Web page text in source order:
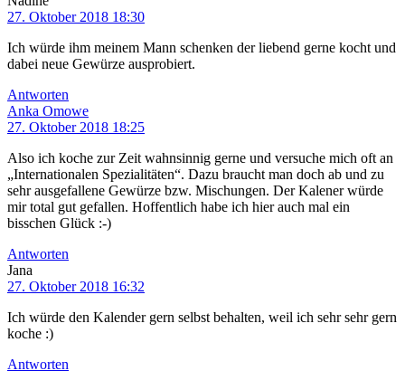
27. Oktober 2018 18:30
Ich würde ihm meinem Mann schenken der liebend gerne kocht und
dabei neue Gewürze ausprobiert.
Antworten
Anka Omowe
27. Oktober 2018 18:25
Also ich koche zur Zeit wahnsinnig gerne und versuche mich oft an
„Internationalen Spezialitäten“. Dazu braucht man doch ab und zu
sehr ausgefallene Gewürze bzw. Mischungen. Der Kalener würde
mir total gut gefallen. Hoffentlich habe ich hier auch mal ein
bisschen Glück :-)
Antworten
Jana
27. Oktober 2018 16:32
Ich würde den Kalender gern selbst behalten, weil ich sehr sehr gern
koche :)
Antworten